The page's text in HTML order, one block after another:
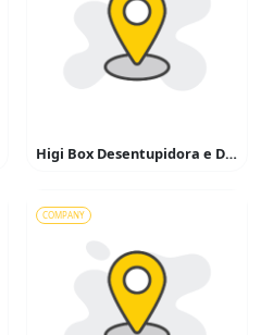
Higi Box Desentupidora e Dedetizadora
COMPANY